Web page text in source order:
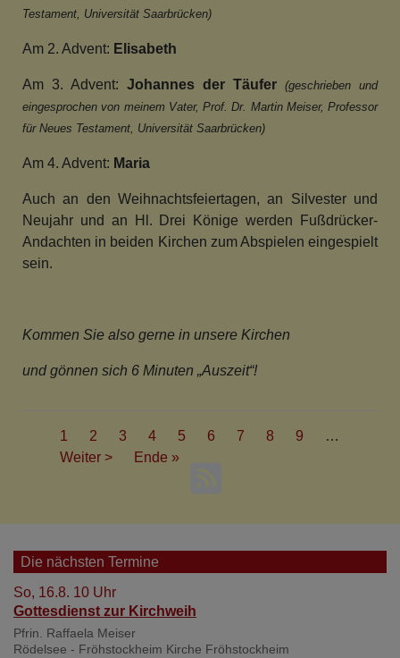
Testament, Universität Saarbrücken)
Am 2. Advent: Elisabeth
Am 3. Advent: Johannes der Täufer (geschrieben und
eingesprochen von meinem Vater, Prof. Dr. Martin Meiser, Professor
für Neues Testament, Universität Saarbrücken)
Am 4. Advent: Maria
Auch an den Weihnachtsfeiertagen,an Silvester und
Neujahr und an Hl. Drei Könige werden
Fußdrücker-
Andachten in beiden Kirchen zum Abspielen eingespielt
sein.
Kommen Sie also gerne in unsere Kirchen
und gönnen sich 6 Minuten „Auszeit“!
Seitennummerierung
Aktuelle
Seite
1 Seite
2 Seite
3 Seite
4 Seite
5 Seite
6 Seite
7 Seite
8 Seite
9
…
Nächste
Weiter >
Last
Ende »
Die nächsten Termine
So, 16.8. 10 Uhr
Gottesdienst zur Kirchweih
Pfrin. Raffaela Meiser
Rödelsee - Fröhstockheim Kirche Fröhstockheim